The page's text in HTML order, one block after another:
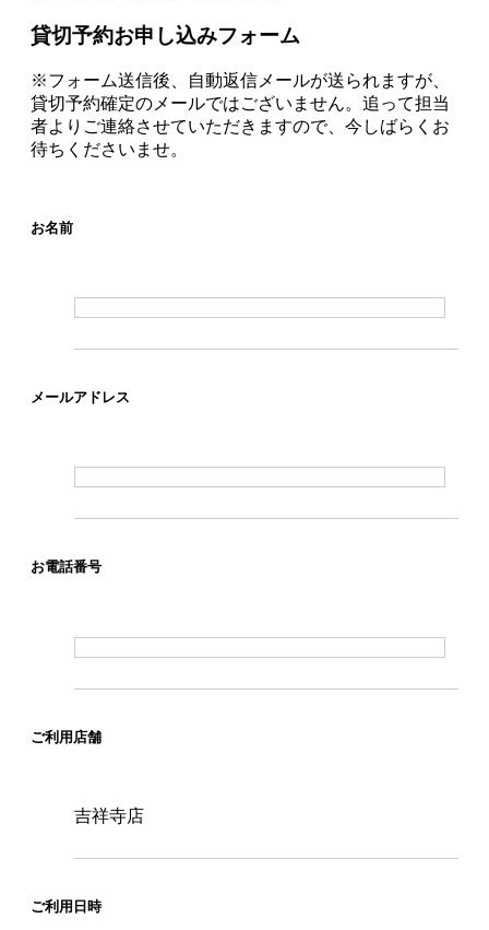
貸切予約お申し込みフォーム
※フォーム送信後、自動返信メールが送られますが、
貸切予約確定のメールではございません。追って担当
者よりご連絡させていただきますので、今しばらくお
待ちくださいませ。
お名前
メールアドレス
お電話番号
ご利用店舗
吉祥寺店
ご利用日時